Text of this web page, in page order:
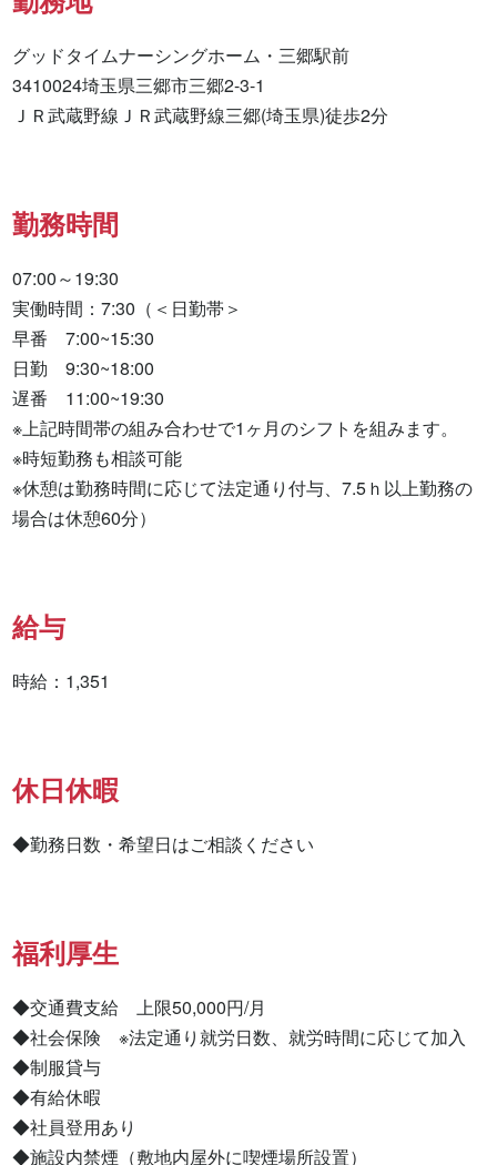
グッドタイムナーシングホーム・三郷駅前
3410024埼玉県三郷市三郷2-3-1
ＪＲ武蔵野線ＪＲ武蔵野線三郷(埼玉県)徒歩2分
勤務時間
07:00～19:30
実働時間：7:30（＜日勤帯＞
早番　7:00~15:30
日勤　9:30~18:00
遅番　11:00~19:30
※上記時間帯の組み合わせで1ヶ月のシフトを組みます。
※時短勤務も相談可能
※休憩は勤務時間に応じて法定通り付与、7.5ｈ以上勤務の
場合は休憩60分）
給与
時給：1,351
休日休暇
◆勤務日数・希望日はご相談ください
福利厚生
◆交通費支給　上限50,000円/月
◆社会保険　※法定通り就労日数、就労時間に応じて加入
◆制服貸与
◆有給休暇
◆社員登用あり
◆施設内禁煙（敷地内屋外に喫煙場所設置）